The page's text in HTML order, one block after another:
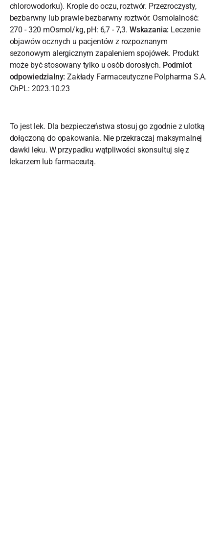
chlorowodorku). Krople do oczu, roztwór. Przezroczysty,
bezbarwny lub prawie bezbarwny roztwór. Osmolalność:
270 - 320 mOsmol/kg, pH: 6,7 - 7,3. Wskazania: Leczenie
objawów ocznych u pacjentów z rozpoznanym
sezonowym alergicznym zapaleniem spojówek. Produkt
może być stosowany tylko u osób dorosłych. Podmiot
odpowiedzialny: Zakłady Farmaceutyczne Polpharma S.A.
ChPL: 2023.10.23
To jest lek. Dla bezpieczeństwa stosuj go zgodnie z ulotką
dołączoną do opakowania. Nie przekraczaj maksymalnej
dawki leku. W przypadku wątpliwości skonsultuj się z
lekarzem lub farmaceutą.